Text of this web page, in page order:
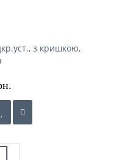
з кришкою,